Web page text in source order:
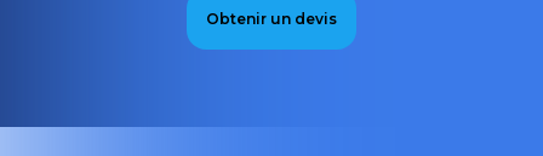
Obtenir un devis